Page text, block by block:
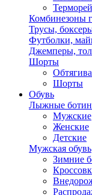
Комбинезоны
Трусы,
Футболки,
Джемперы,
Шорты
Шорты
Обувь
Лыжные
Мужские
Женские
Детские
Мужская обувь
Зимние